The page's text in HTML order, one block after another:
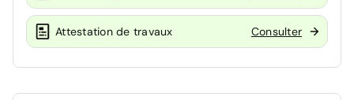
Attestation de travaux Consulter